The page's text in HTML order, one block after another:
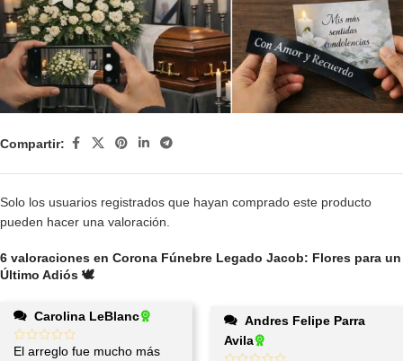
Compartir:
6 valoraciones en Corona Fúnebre Legado Jacob: Flores para un
Último Adiós 🕊️
Carolina LeBlanc
El arreglo fue mucho más
Avila
Solo los usuarios registrados que hayan comprado este producto
pueden hacer una valoración.